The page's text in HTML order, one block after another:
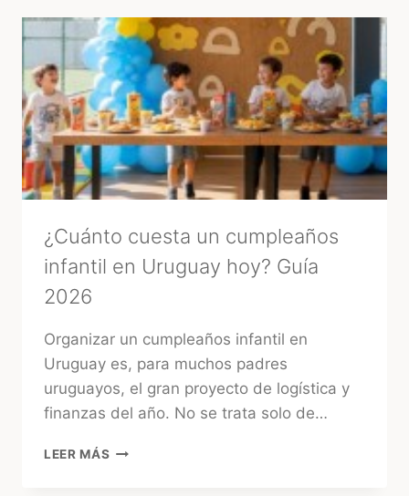
QUIERO»:
3
RITUALES
MÁGICOS
PARA
ATRAER
BUENA
ENERGÍA
ANTES
DE
BODA
¿Cuánto cuesta un cumpleaños
infantil en Uruguay hoy? Guía
2026
Organizar un cumpleaños infantil en
Uruguay es, para muchos padres
uruguayos, el gran proyecto de logística y
finanzas del año. No se trata solo de…
LEER MÁS ¿CUÁNTO